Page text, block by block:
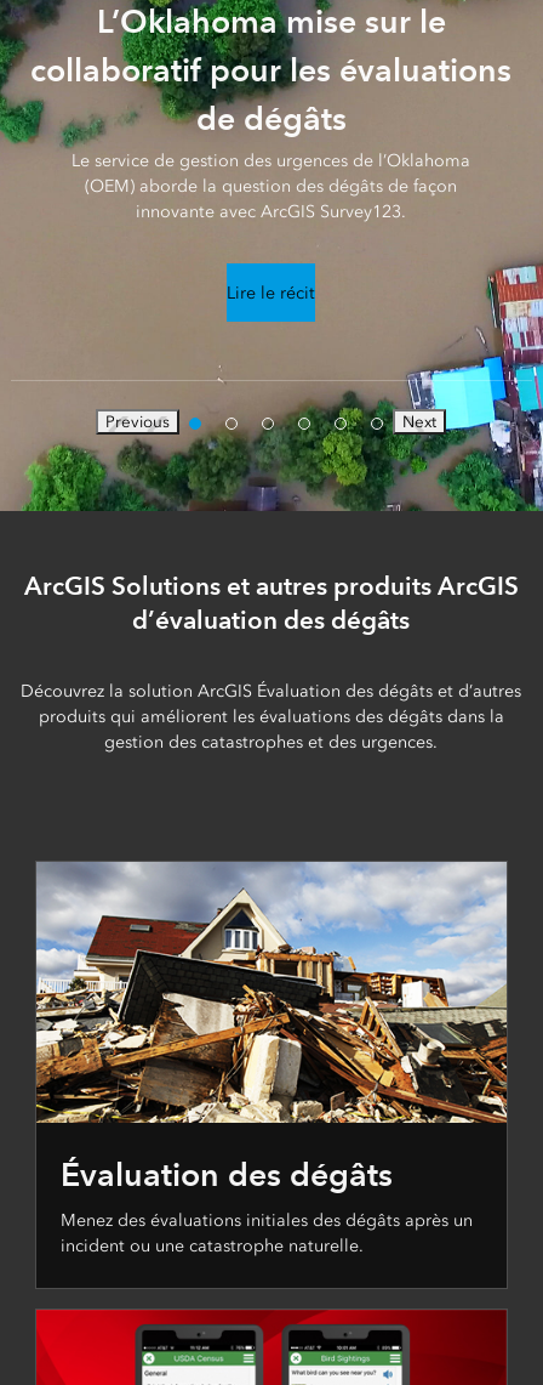
L’Oklahoma mise sur le
collaboratif pour les évaluations
de dégâts
Le service de gestion des urgences de l’Oklahoma
(OEM) aborde la question des dégâts de façon
innovante avec ArcGIS Survey123.
Lire le récit
Previous Next
ArcGIS Solutions et autres produits ArcGIS
d’évaluation des dégâts
Découvrez la solution ArcGIS Évaluation des dégâts et d’autres
produits qui améliorent les évaluations des dégâts dans la
gestion des catastrophes et des urgences.
Évaluation des dégâts
Menez des évaluations initiales des dégâts après un
incident ou une catastrophe naturelle.